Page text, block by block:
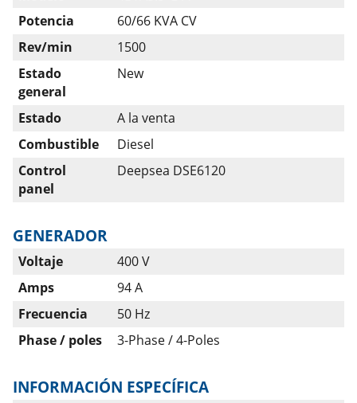
Potencia
60/66 KVA CV
Rev/min
1500
Estado
general
New
Estado
A la venta
Combustible
Diesel
Control
panel
Deepsea DSE6120
GENERADOR
Voltaje
400 V
Amps
94 A
Frecuencia
50 Hz
Phase / poles
3-Phase / 4-Poles
INFORMACIÓN ESPECÍFICA